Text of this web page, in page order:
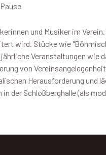
und Musiker im
wird. Stücke wie
Veranstaltungen wie
von
Herausforderung und
der Schloßberghalle (als